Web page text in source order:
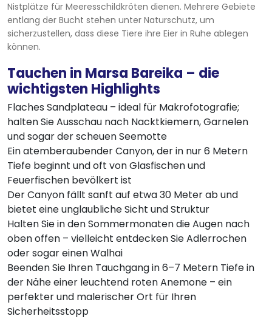
Nistplätze für Meeresschildkröten dienen. Mehrere Gebiete
entlang der Bucht stehen unter Naturschutz, um
sicherzustellen, dass diese Tiere ihre Eier in Ruhe ablegen
können.
Tauchen in Marsa Bareika – die
wichtigsten Highlights
Flaches Sandplateau – ideal für Makrofotografie;
halten Sie Ausschau nach Nacktkiemern, Garnelen
und sogar der scheuen Seemotte
Ein atemberaubender Canyon, der in nur 6 Metern
Tiefe beginnt und oft von Glasfischen und
Feuerfischen bevölkert ist
Der Canyon fällt sanft auf etwa 30 Meter ab und
bietet eine unglaubliche Sicht und Struktur
Halten Sie in den Sommermonaten die Augen nach
oben offen – vielleicht entdecken Sie Adlerrochen
oder sogar einen Walhai
Beenden Sie Ihren Tauchgang in 6–7 Metern Tiefe in
der Nähe einer leuchtend roten Anemone – ein
perfekter und malerischer Ort für Ihren
Sicherheitsstopp